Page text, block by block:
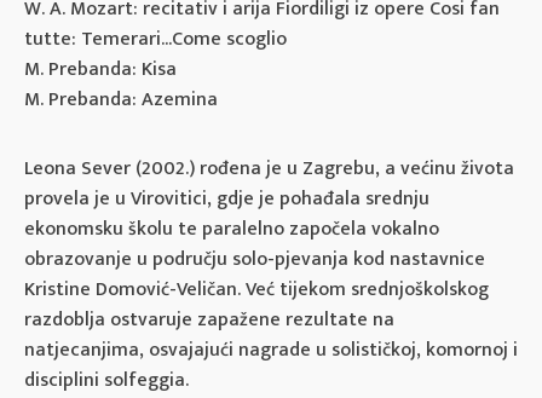
Leona Sever (2002.) rođena je u Zagrebu, a većinu života
provela je u Virovitici, gdje je pohađala srednju
ekonomsku školu te paralelno započela vokalno
obrazovanje u području solo-pjevanja kod nastavnice
Kristine Domović-Veličan. Već tijekom srednjoškolskog
razdoblja ostvaruje zapažene rezultate na
natjecanjima, osvajajući nagrade u solističkoj, komornoj i
disciplini solfeggia.
W. A. Mozart: recitativ i arija Fiordiligi iz opere Cosi fan
tutte: Temerari...Come scoglio
M. Prebanda: Kisa
M. Prebanda: Azemina